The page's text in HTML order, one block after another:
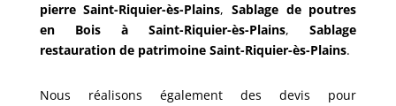
pierre Saint-Riquier-ès-Plains,Sablage de poutres
en Bois
à Saint-Riquier-ès-Plains,Sablage
restauration de patrimoine Saint-Riquier-ès-Plains.
Nous réalisons également des devis pour